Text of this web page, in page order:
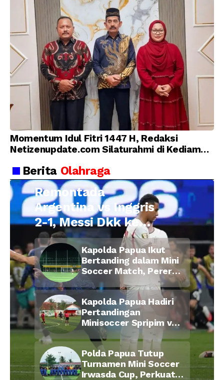
Momentum Idul Fitri 1447 H, Redaksi
Netizenupdate.com Silaturahmi di Kediaman
Berita Olahraga
Remontada
Argentina vs Inggris
2-1, Messi Dkk ke
Final Piala Dunia
2026
Kapolda Papua Ikut
Bertanding dalam Mini
Soccer Match, Pererat
Kebersamaan Personel
di Bulan Ramadan
Kapolda Papua Hadiri
Pertandingan
Minisoccer Spripim vs
Bid Propam, Pererat
Soliditas dan
Kebersamaan Personel
Polda Papua Tutup
Turnamen Mini Soccer
Irwasda Cup, Perkuat